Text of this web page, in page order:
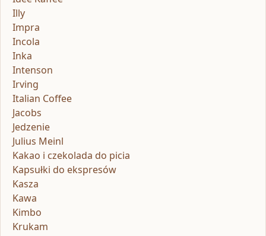
Illy
Impra
Incola
Inka
Intenson
Irving
Italian Coffee
Jacobs
Jedzenie
Julius Meinl
Kakao i czekolada do picia
Kapsułki do ekspresów
Kasza
Kawa
Kimbo
Krukam